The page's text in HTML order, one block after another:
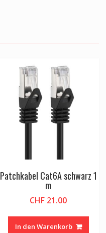
Patchkabel Cat6A schwarz 1
m
CHF 21.00
In den Warenkorb